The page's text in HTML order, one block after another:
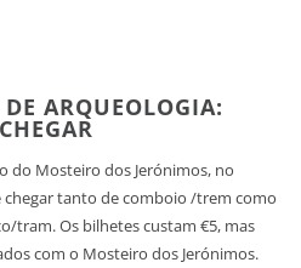
ARQUEOLOGIA:
do Mosteiro dos Jerónimos, no
chegar tanto de comboio /trem como
tram. Os bilhetes custam €5, mas
com o Mosteiro dos Jerónimos.